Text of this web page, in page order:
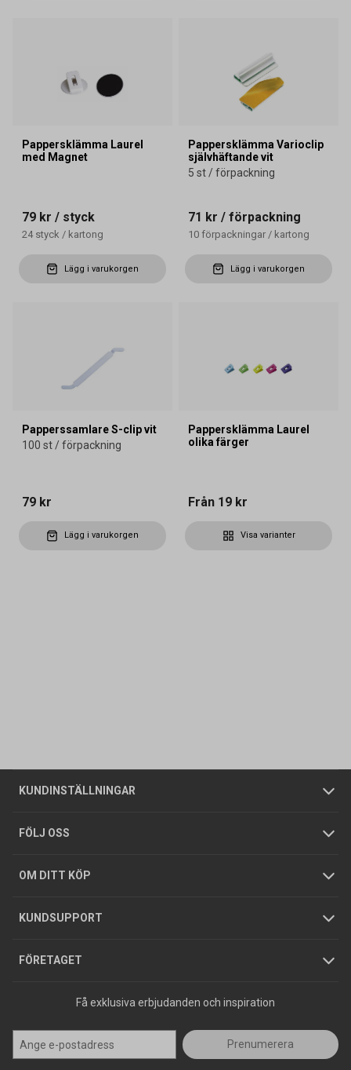
Pappersklämma Laurel
med Magnet
79 kr / styck
24 styck / kartong
Lägg i varukorgen
Pappersklämma Varioclip
självhäftande vit
5 st / förpackning
71 kr / förpackning
10 förpackningar / kartong
Lägg i varukorgen
Papperssamlare S-clip vit
100 st / förpackning
79 kr
Lägg i varukorgen
Pappersklämma Laurel
olika färger
Från 19 kr
Visa varianter
KUNDINSTÄLLNINGAR
Företagskund / Privatkund
FÖLJ OSS
OM DITT KÖP
Allmänna försäljningsvillkor
Integritetspolicy
GDPR
KUNDSUPPORT
Butiker
Foldrar och kataloger
Köpguider
Varumärken
FÖRETAGET
Om oss
Tjänster
Hållbarhet
Jobba hos oss
Press
Få exklusiva erbjudanden och inspiration
Prenumerera